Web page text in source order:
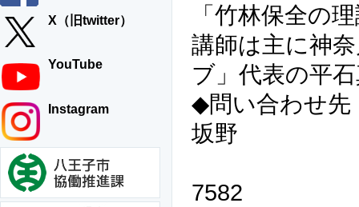
X（旧twitter）
YouTube
Instagram
「竹林保全の
講師は主に神
ブ」代表の平
◆問い合わせ
坂野
7582